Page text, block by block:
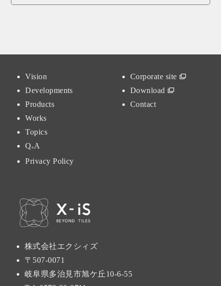
Vision
Developments
Products
Works
Topics
Q &A
Privacy Policy
Corporate site
Download
Contact
株式会社エクシィズ
〒507-0071
岐阜県多治見市旭ケ丘10-6-55